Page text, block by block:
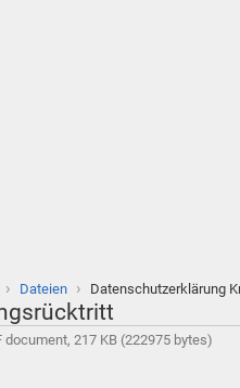
› Dateien › Datenschutzerklärung
document, 217 KB (222975 bytes)